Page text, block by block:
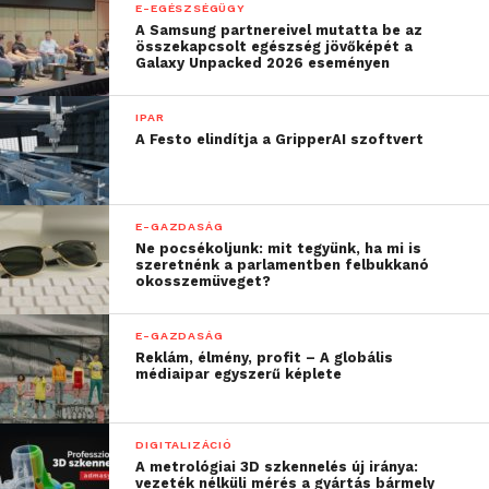
„Három gyerek és öt és
fél év kihagyás után sok
területen újra kellett
építeni magam: az üzleti
angol, az új platformok, a
mindennapi ritmus is
kihívást jelentett”
– mondta el Erdőkövy Csilla, aki a Return to Work
program elvégzése után a Morgan Stanley budapesti
kockázatelemző részlegén dolgozik.
,,A kiscsoportos coaching
E-EGÉSZSÉGÜGY
A Samsung partnereivel mutatta be az
összekapcsolt egészség jövőképét a
Galaxy Unpacked 2026 eseményen
IPAR
A Festo elindítja a GripperAI szoftvert
E-GAZDASÁG
Ne pocsékoljunk: mit tegyünk, ha mi is
szeretnénk a parlamentben felbukkanó
okosszemüveget?
E-GAZDASÁG
Reklám, élmény, profit – A globális
médiaipar egyszerű képlete
DIGITALIZÁCIÓ
A metrológiai 3D szkennelés új iránya:
vezeték nélküli mérés a gyártás bármely